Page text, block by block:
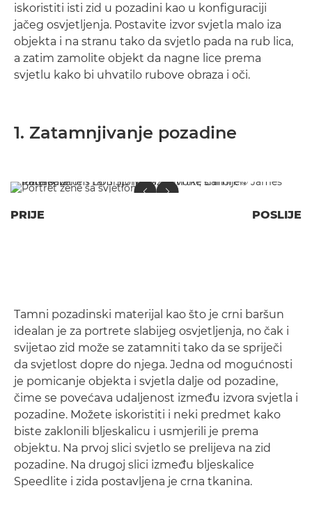
iskoristiti isti zid u pozadini kao u konfiguraciji
jačeg osvjetljenja. Postavite izvor svjetla malo iza
objekta i na stranu tako da svjetlo pada na rub lica,
a zatim zamolite objekt da nagne lice prema
svjetlu kako bi uhvatilo rubove obraza i oči.
1. Zatamnjivanje pozadine
PRIJE POSLIJE
Tamni pozadinski materijal kao što je crni baršun
idealan je za portrete slabijeg osvjetljenja, no čak i
svijetao zid može se zatamniti tako da se spriječi
da svjetlost dopre do njega. Jedna od mogućnosti
je pomicanje objekta i svjetla dalje od pozadine,
čime se povećava udaljenost između izvora svjetla i
pozadine. Možete iskoristiti i neki predmet kako
biste zaklonili bljeskalicu i usmjerili je prema
objektu. Na prvoj slici svjetlo se prelijeva na zid
pozadine. Na drugoj slici između bljeskalice
Speedlite i zida postavljena je crna tkanina.